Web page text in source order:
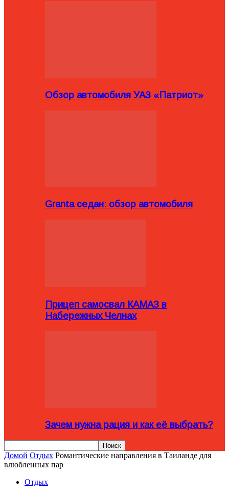
Обзор автомобиля УАЗ «Патриот»
Granta седан: обзор автомобиля
Прицеп самосвал КАМАЗ в
Набережных Челнах
Зачем нужна рация и как её выбрать?
Домой Отдых Романтические направления в Таиланде для
влюбленных пар
Отдых